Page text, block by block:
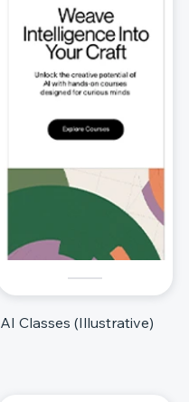
AI Classes (Illustrative)